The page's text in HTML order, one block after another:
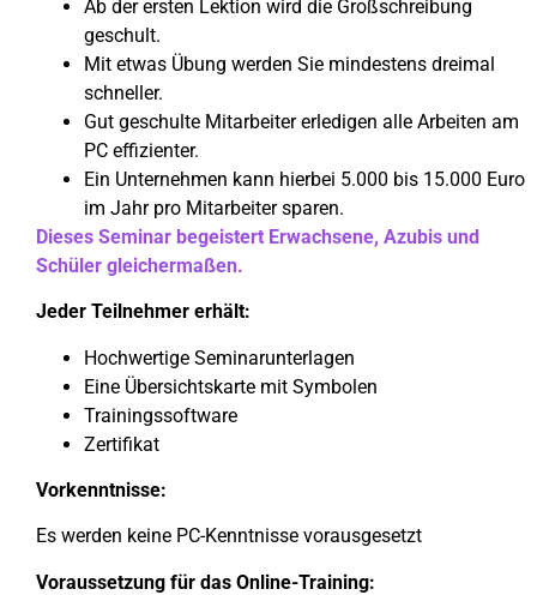
Ab der ersten Lektion wird die Großschreibung
geschult.
Mit etwas Übung werden Sie mindestens dreimal
schneller.
Gut geschulte Mitarbeiter erledigen alle Arbeiten am
PC effizienter.
Ein Unternehmen kann hierbei 5.000 bis 15.000 Euro
im Jahr pro Mitarbeiter sparen.
Dieses Seminar begeistert Erwachsene, Azubis und
Schüler gleichermaßen.
Jeder Teilnehmer erhält:
Hochwertige Seminarunterlagen
Eine Übersichtskarte mit Symbolen
Trainingssoftware
Zertifikat
Vorkenntnisse:
Es werden keine PC-Kenntnisse vorausgesetzt
Voraussetzung für das Online-Training: